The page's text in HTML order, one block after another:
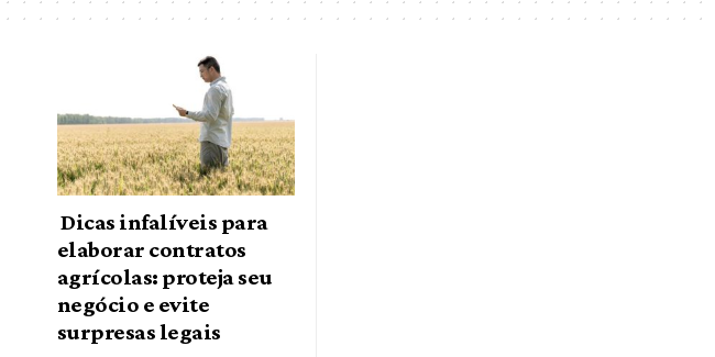
Dicas infalíveis para
elaborar contratos
agrícolas: proteja seu
negócio e evite
surpresas legais